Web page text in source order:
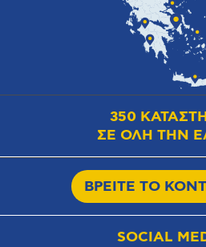
350
ΣΕ ΟΛΗ ΤΗΝ
ΒΡΕΙΤΕ ΤΟ
SOCIAL